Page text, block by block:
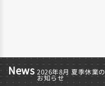
News 2026年8月 夏季休業の
お知らせ